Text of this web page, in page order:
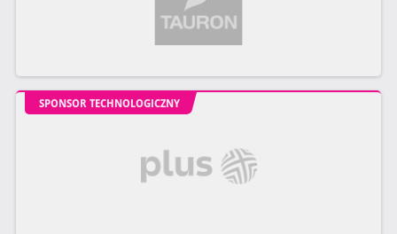
SPONSOR TECHNOLOGICZNY